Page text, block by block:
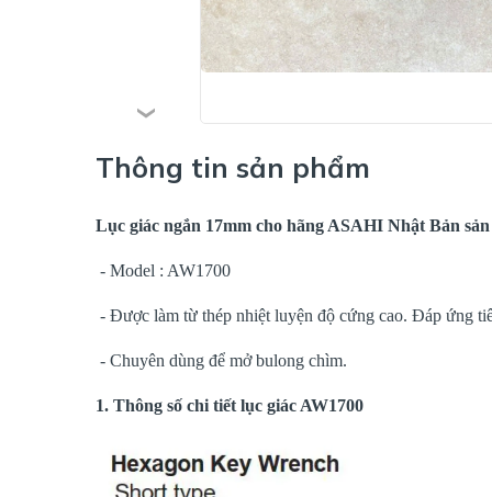
Thông tin sản phẩm
Lục giác ngắn 17mm cho hãng ASAHI Nhật Bản
- Model : AW1700
- Được làm từ thép nhiệt luyện độ cứng cao. Đáp ứng
- Chuyên dùng để mở bulong chìm.
1. Thông số chi tiết lục giác AW1700